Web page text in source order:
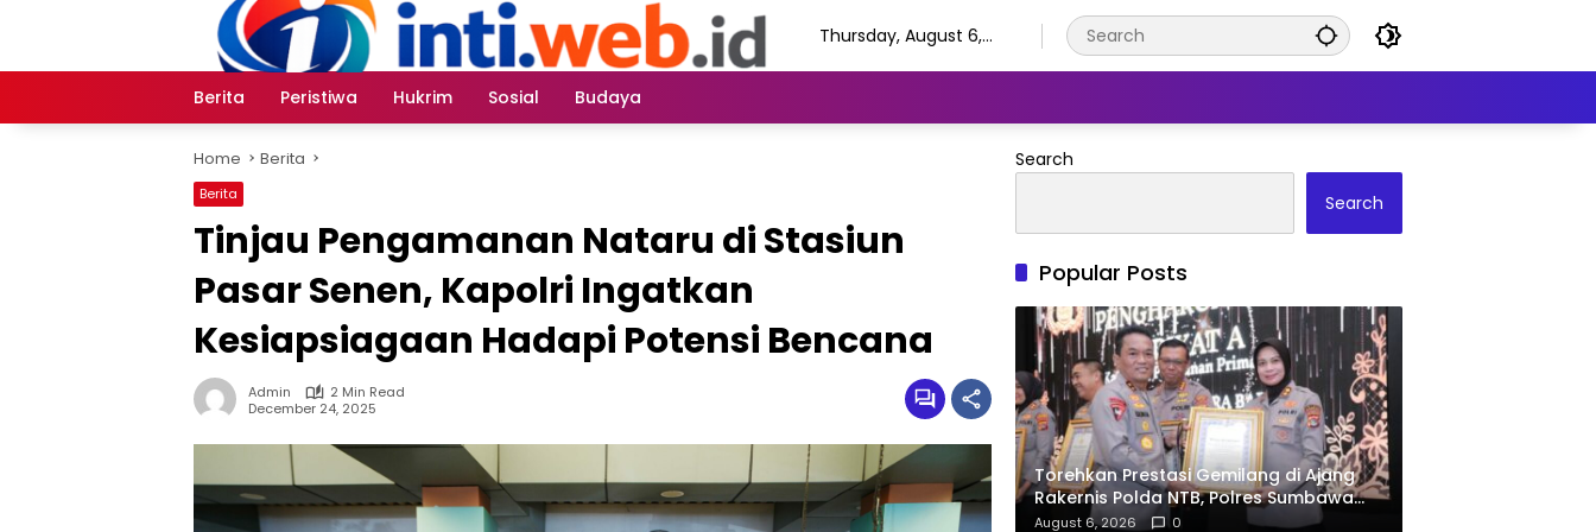
Thursday, August 6,
Berita
Peristiwa Hukrim Sosial Budaya
Home Berita
Berita
Tinjau Pengamanan Nataru di Stasiun
Pasar Senen, Kapolri Ingatkan
Kesiapsiagaan Hadapi Potensi Bencana
Admin
2 Min Read
December 24, 2025
Search
Search
Popular Posts
Torehkan Prestasi Gemilang di Ajang
Rakernis Polda NTB, Polres Sumbawa
Terima Penghargaan Pelayanan Prima
August 6, 2026 0